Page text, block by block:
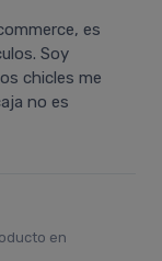
es
Soy
chicles me
no es
en